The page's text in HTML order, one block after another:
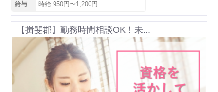
給与 時給 950円〜1,200円
【揖斐郡】勤務時間相談OK！未...